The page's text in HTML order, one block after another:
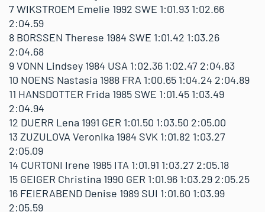
7 WIKSTROEM Emelie 1992 SWE 1:01.93 1:02.66
2:04.59
8 BORSSEN Therese 1984 SWE 1:01.42 1:03.26
2:04.68
9 VONN Lindsey 1984 USA 1:02.36 1:02.47 2:04.83
10 NOENS Nastasia 1988 FRA 1:00.65 1:04.24 2:04.89
11 HANSDOTTER Frida 1985 SWE 1:01.45 1:03.49
2:04.94
12 DUERR Lena 1991 GER 1:01.50 1:03.50 2:05.00
13 ZUZULOVA Veronika 1984 SVK 1:01.82 1:03.27
2:05.09
14 CURTONI Irene 1985 ITA 1:01.91 1:03.27 2:05.18
15 GEIGER Christina 1990 GER 1:01.96 1:03.29 2:05.25
16 FEIERABEND Denise 1989 SUI 1:01.60 1:03.99
2:05.59